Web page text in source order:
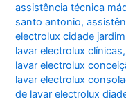
assistência técnica
santo antonio,
electrolux cidade jardim
lavar electrolux clínicas
lavar electrolux
lavar electrolux
de lavar electrolux